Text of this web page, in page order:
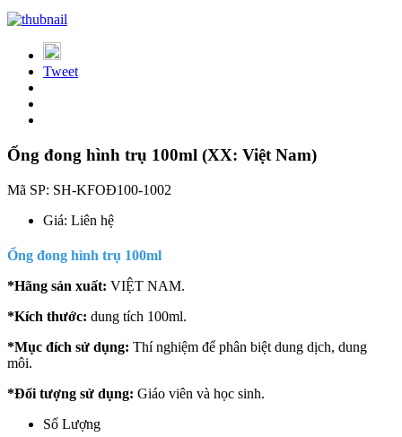
Tweet
Ống đong hình trụ 100ml (XX: Việt Nam)
Mã SP: SH-KFOĐ100-1002
Giá: Liên hệ
Ống đong hình trụ 100ml
*Hãng sản xuất: VIỆT NAM.
*Kích thước: dung tích 100ml.
*Mục đích sử dụng: Thí nghiệm để phân biệt dung dịch, dung
môi.
*Đối tượng sử dụng: Giáo viên và học sinh.
Số Lượng